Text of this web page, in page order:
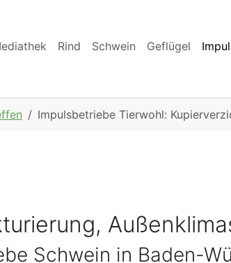
Rind Schwein Geflügel
Impulsbetriebe Tierwohl:
Schwein in Baden-